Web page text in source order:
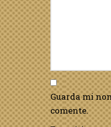
Guarda mi
comente.